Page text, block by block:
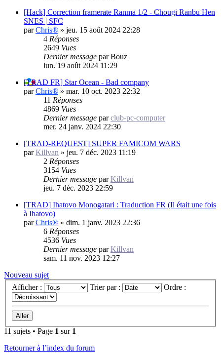
[Hack] Correction framerate Ranma 1/2 - Chougi Ranbu Hen
SNES | SFC
parChris® » jeu. 15 août 2024 22:28
4 Réponses
2649 Vues
Dernier message parBouz
lun. 19 août 2024 11:29
[TRAD FR] Star Ocean - Bad company
parChris® » mar. 10 oct. 2023 22:32
11 Réponses
4869 Vues
Dernier message parclub-pc-computer
mer. 24 janv. 2024 22:30
[TRAD-REQUEST] SUPER FAMICOM WARS
parKillvan » jeu. 7 déc. 2023 11:19
2 Réponses
3154 Vues
Dernier message parKillvan
jeu. 7 déc. 2023 22:59
[TRAD] Ihatovo Monogatari : Traduction FR (Il était une fois
à Ihatovo)
parChris® » dim. 1 janv. 2023 22:36
6 Réponses
4536 Vues
Dernier message parKillvan
sam. 11 nov. 2023 12:27
Nouveau sujet
Afficher :
Trier par : Ordre :
11 sujets • Page 1 sur 1
Retourner à l’index du forum